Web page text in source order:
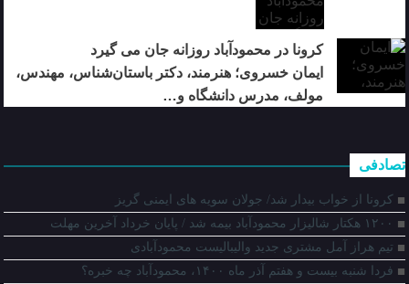
کرونا در محمودآباد روزانه جان می گیرد
ایمان خسروی؛ هنرمند، دکتر باستان‌شناس، مهندس،
مولف، مدرس دانشگاه و…
تصادفی
کرونا از خواب بیدار شد/ جولان سویه های ایمنی گریز
۱۲۰۰ هکتار شالیزار محمودآباد بیمه شد / پایان خرداد آخرین مهلت
تیم هراز آمل مشتری جدید والیبالیست محمودآبادی
فردا شنبه بیست و هفتم آذر ماه ۱۴۰۰، محمودآباد چه خبره؟